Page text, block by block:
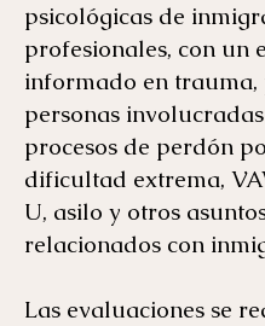
psicológicas de
profesionales, con un
informado en trauma,
personas
procesos de perdón
dificultad extrema,
U, asilo y otros
relacionados con
Las evaluaciones se